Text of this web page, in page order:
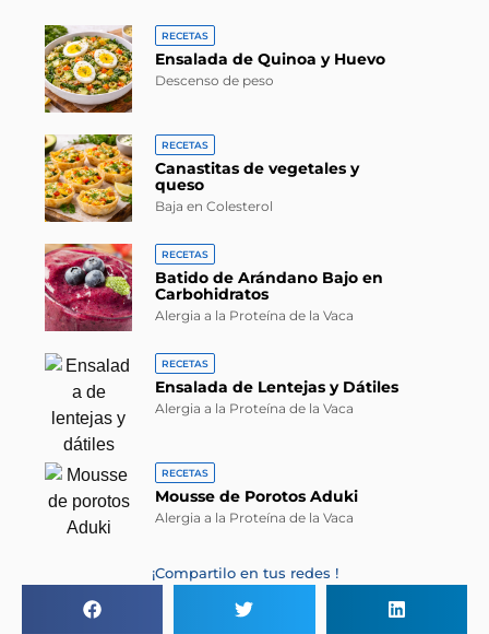
RECETAS
Ensalada de Quinoa y Huevo
Descenso de peso
RECETAS
Canastitas de vegetales y
queso
Baja en Colesterol
RECETAS
Batido de Arándano Bajo en
Carbohidratos
Alergia a la Proteína de la Vaca
RECETAS
Ensalada de Lentejas y Dátiles
Alergia a la Proteína de la Vaca
RECETAS
Mousse de Porotos Aduki
Alergia a la Proteína de la Vaca
¡Compartilo en tus redes !